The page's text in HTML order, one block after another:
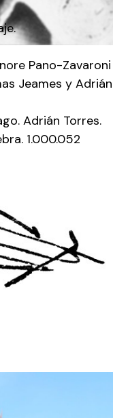
Pano-Zavaroni
Jeames y Adrián
Adrián Torres.
1.000.052